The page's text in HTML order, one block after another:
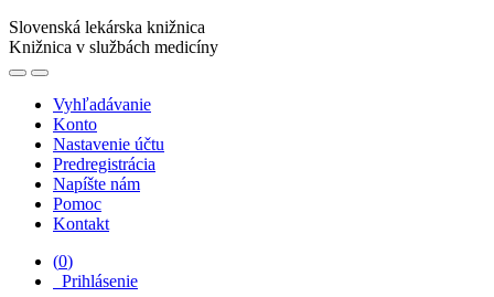
Slovenská lekárska knižnica
Knižnica v službách medicíny
Vyhľadávanie
Konto
Nastavenie účtu
Predregistrácia
Napíšte nám
Pomoc
Kontakt
(0)
Prihlásenie